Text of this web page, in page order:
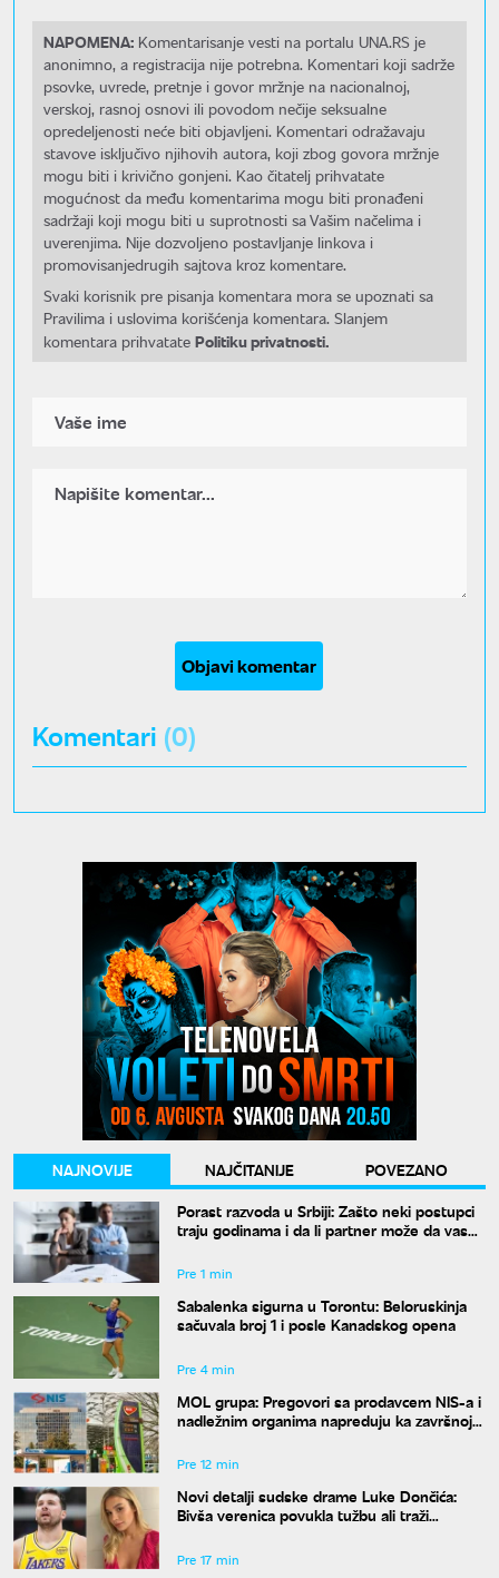
NAPOMENA: Komentarisanje vesti na portalu UNA.RS je
anonimno, a registracija nije potrebna. Komentari koji sadrže
psovke, uvrede, pretnje i govor mržnje na nacionalnoj,
verskoj, rasnoj osnovi ili povodom nečije seksualne
opredeljenosti neće biti objavljeni. Komentari odražavaju
stavove isključivo njihovih autora, koji zbog govora mržnje
mogu biti i krivično gonjeni. Kao čitatelj prihvatate
mogućnost da među komentarima mogu biti pronađeni
sadržaji koji mogu biti u suprotnosti sa Vašim načelima i
uverenjima. Nije dozvoljeno postavljanje linkova i
promovisanjedrugih sajtova kroz komentare.
Svaki korisnik pre pisanja komentara mora se upoznati sa
Pravilima i uslovima korišćenja komentara. Slanjem
komentara prihvatate Politiku privatnosti.
Objavi komentar
Komentari (0)
NAJNOVIJE NAJČITANIJE
POVEZANO
Porast razvoda u Srbiji: Zašto neki postupci
traju godinama i da li partner može da vas
Pre 1 min
Sabalenka sigurna u Torontu: Beloruskinja
sačuvala broj 1 i posle Kanadskog opena
Pre 4 min
MOL grupa: Pregovori sa prodavcem NIS-a i
nadležnim organima napreduju ka završnoj
Pre 12 min
Novi detalji sudske drame Luke Dončića:
Bivša verenica povukla tužbu ali traži
Pre 17 min